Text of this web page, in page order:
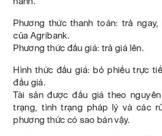
Phương thức thanh toán: trả
của Agribank.
Phương thức đấu giá: trả giá lên.
Hình thức đấu giá: bỏ phiếu trực
đấu giá.
Tài sản được đấu giá theo
trạng, tình trạng pháp lý và các
phương thức có sao bán vậy.